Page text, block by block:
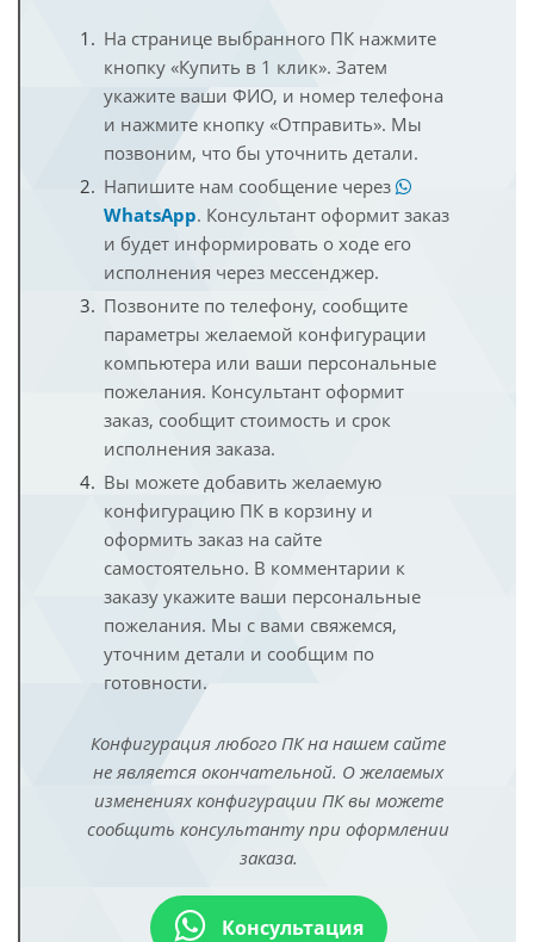
На странице выбранного ПК нажмите
кнопку «Купить в 1 клик». Затем
укажите ваши ФИО, и номер телефона
и нажмите кнопку «Отправить». Мы
позвоним, что бы уточнить детали.
Напишите нам сообщение через
WhatsApp. Консультант оформит заказ
и будет информировать о ходе его
исполнения через мессенджер.
Позвоните по телефону, сообщите
параметры желаемой конфигурации
компьютера или ваши персональные
пожелания. Консультант оформит
заказ, сообщит стоимость и срок
исполнения заказа.
Вы можете добавить желаемую
конфигурацию ПК в корзину и
оформить заказ на сайте
самостоятельно. В комментарии к
заказу укажите ваши персональные
пожелания. Мы с вами свяжемся,
уточним детали и сообщим по
готовности.
Конфигурация любого ПК на нашем сайте
не является окончательной. О желаемых
изменениях конфигурации ПК вы можете
сообщить консультанту при оформлении
заказа.
Консультация